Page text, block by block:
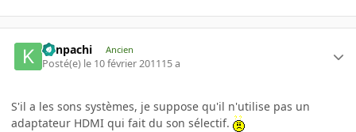
Kenpachi Ancien
Posté(e) le 10 février 201115 a
S'il a les sons systèmes, je suppose qu'il n'utilise pas un
adaptateur HDMI qui fait du son sélectif.